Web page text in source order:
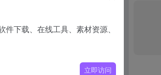
素。
频进行优化。
件下载、在线工具、素材资源、
立即访问